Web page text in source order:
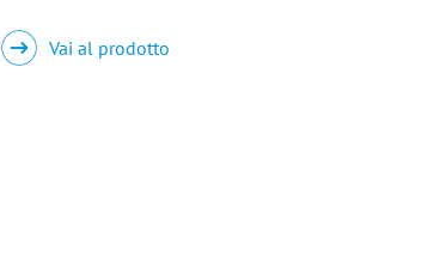
Vai al prodotto